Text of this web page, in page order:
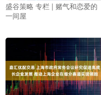
盛谷策略 专栏 | 赌气和恋爱的
一间屋